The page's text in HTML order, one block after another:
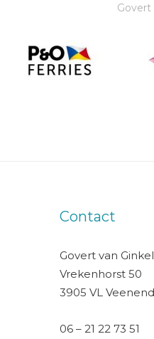
Govert
Contact
Govert van Ginkel
Vrekenhorst 50
3905 VL
06 – 21 22 73 51